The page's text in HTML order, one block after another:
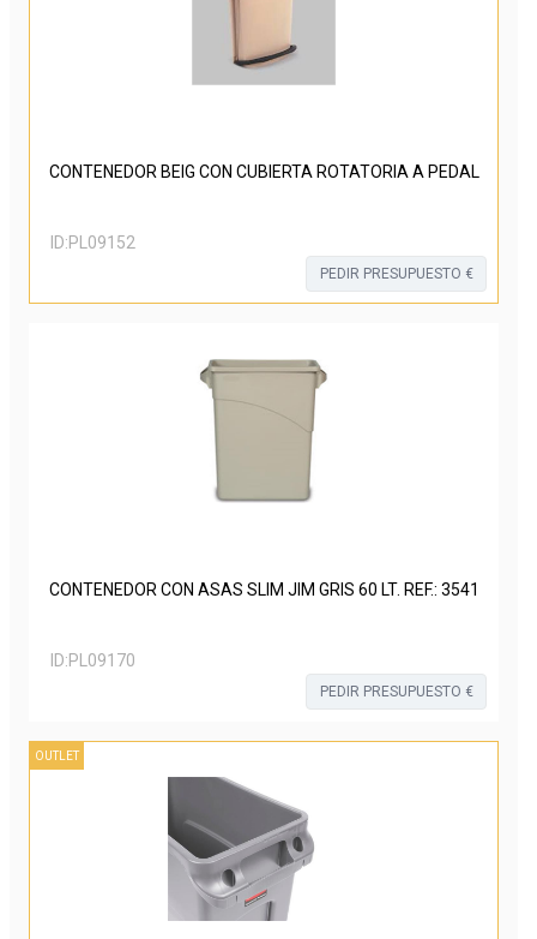
CONTENEDOR BEIG CON CUBIERTA ROTATORIA A PEDAL
ID:PL09152
PEDIR PRESUPUESTO €
CONTENEDOR CON ASAS SLIM JIM GRIS 60 LT. REF.: 3541
ID:PL09170
PEDIR PRESUPUESTO €
OUTLET